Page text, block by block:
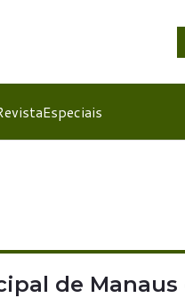
Especiais
de Manaus